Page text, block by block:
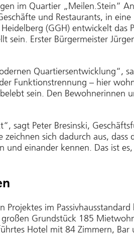
im Quartier „Meilen.Stein“
und Restaurants, in
(GGH) entwickelt
sein. Erster Bürgermeister
Quartiersentwicklung“,
Funktionstrennung – hier
sein. Den
sagt Peter Bresinski,
sich dadurch aus,
einander kennen. Das ist
im
Grundstück 185
Hotel mit 84 Zimmern, Bar